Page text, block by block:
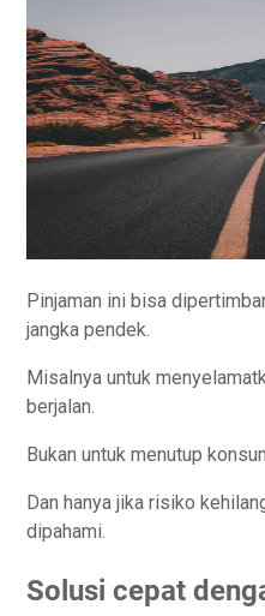
Pinjaman ini bisa
jangka pendek.
Misalnya untuk
berjalan.
Bukan untuk menutup
Dan hanya jika risiko
dipahami.
Solusi cepat